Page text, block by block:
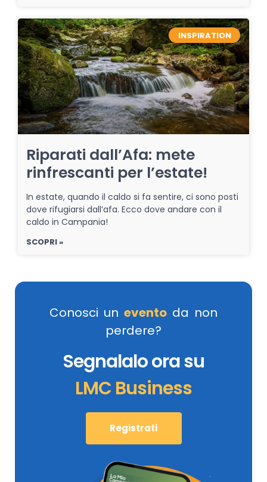
INSPIRATION
Riparati dall’Afa: mete
rinfrescanti per l’estate!
In estate, quando il caldo si fa sentire, ci sono posti
dove rifugiarsi dall’afa. Ecco dove andare con il
caldo in Campania!
SCOPRI »
Conosci un evento da non
perdere?
Segnalalo ora su
LMC Business
Registrati